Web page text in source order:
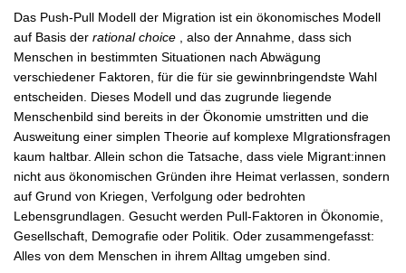
Das Push-Pull Modell der Migration ist ein ökonomisches Modell
auf Basis der rational choice , also der Annahme, dass sich
Menschen in bestimmten Situationen nach Abwägung
verschiedener Faktoren, für die für sie gewinnbringendste Wahl
entscheiden. Dieses Modell und das zugrunde liegende
Menschenbild sind bereits in der Ökonomie umstritten und die
Ausweitung einer simplen Theorie auf komplexe MIgrationsfragen
kaum haltbar. Allein schon die Tatsache, dass viele Migrant:innen
nicht aus ökonomischen Gründen ihre Heimat verlassen, sondern
auf Grund von Kriegen, Verfolgung oder bedrohten
Lebensgrundlagen. Gesucht werden Pull-Faktoren in Ökonomie,
Gesellschaft, Demografie oder Politik. Oder zusammengefasst:
Alles von dem Menschen in ihrem Alltag umgeben sind.